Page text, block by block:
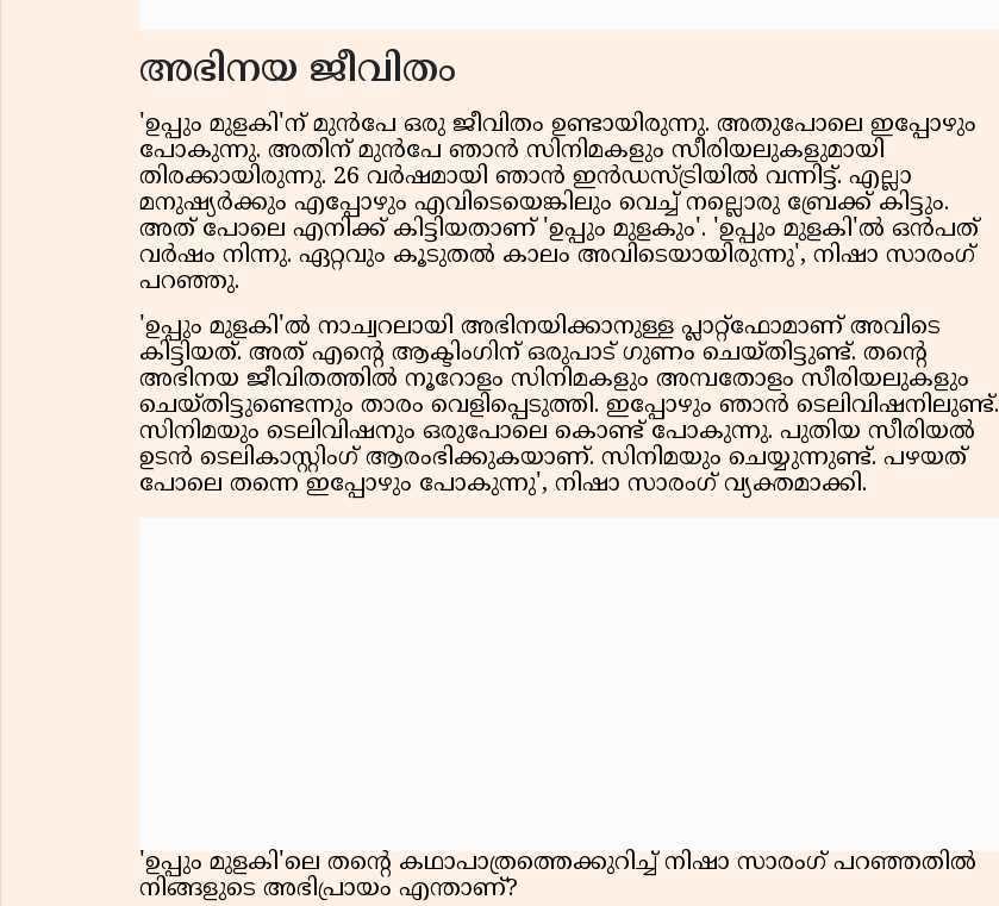
അഭിനയ ജീവിതം
'ഉപ്പും മുളകി'ന് മുൻപേ ഒരു ജീവിതം ഉണ്ടായിരുന്നു. അതുപോലെ ഇപ്പോഴും
പോകുന്നു. അതിന് മുൻപേ ഞാൻ സിനിമകളും സീരിയലുകളുമായി
തിരക്കായിരുന്നു. 26 വർഷമായി ഞാൻ ഇൻഡസ്ട്രിയിൽ വന്നിട്ട്. എല്ലാ
മനുഷ്യർക്കും എപ്പോഴും എവിടെയെങ്കിലും വെച്ച് നല്ലൊരു ബ്രേക്ക് കിട്ടും.
അത് പോലെ എനിക്ക് കിട്ടിയതാണ് 'ഉപ്പും മുളകും'. 'ഉപ്പും മുളകി'ൽ ഒൻപത്
വർഷം നിന്നു. ഏറ്റവും കൂടുതൽ കാലം അവിടെയായിരുന്നു', നിഷാ സാരംഗ്
പറഞ്ഞു.
'ഉപ്പും മുളകി'ൽ നാച്വറലായി അഭിനയിക്കാനുള്ള പ്ലാറ്റ്ഫോമാണ് അവിടെ
കിട്ടിയത്. അത് എൻ്റെ ആക്ടിംഗിന് ഒരുപാട് ഗുണം ചെയ്തിട്ടുണ്ട്. തൻ്റെ
അഭിനയ ജീവിതത്തിൽ നൂറോളം സിനിമകളും അമ്പതോളം സീരിയലുകളും
ചെയ്തിട്ടുണ്ടെന്നും താരം വെളിപ്പെടുത്തി. ഇപ്പോഴും ഞാൻ ടെലിവിഷനിലുണ്ട്.
സിനിമയും ടെലിവിഷനും ഒരുപോലെ കൊണ്ട് പോകുന്നു. പുതിയ സീരിയൽ
ഉടൻ ടെലികാസ്റ്റിംഗ് ആരംഭിക്കുകയാണ്. സിനിമയും ചെയ്യുന്നുണ്ട്. പഴയത്
പോലെ തന്നെ ഇപ്പോഴും പോകുന്നു', നിഷാ സാരംഗ് വ്യക്തമാക്കി.
'ഉപ്പും മുളകി'ലെ തൻ്റെ കഥാപാത്രത്തെക്കുറിച്ച് നിഷാ സാരംഗ് പറഞ്ഞതിൽ
നിങ്ങളുടെ അഭിപ്രായം എന്താണ്?